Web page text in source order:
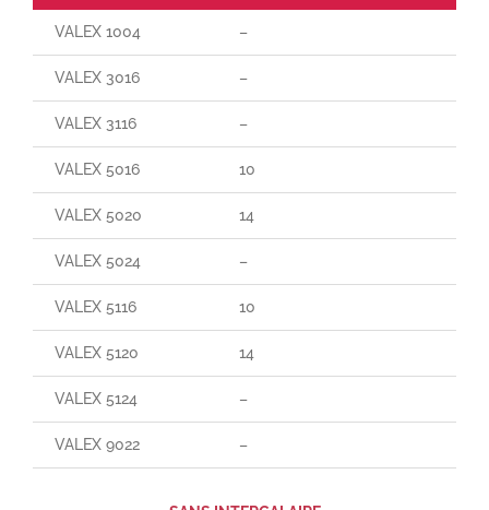
VALEX 1004 –
VALEX 3016 –
VALEX 3116 –
VALEX 5016 10
VALEX 5020 14
VALEX 5024 –
VALEX 5116 10
VALEX 5120 14
VALEX 5124 –
VALEX 9022 –